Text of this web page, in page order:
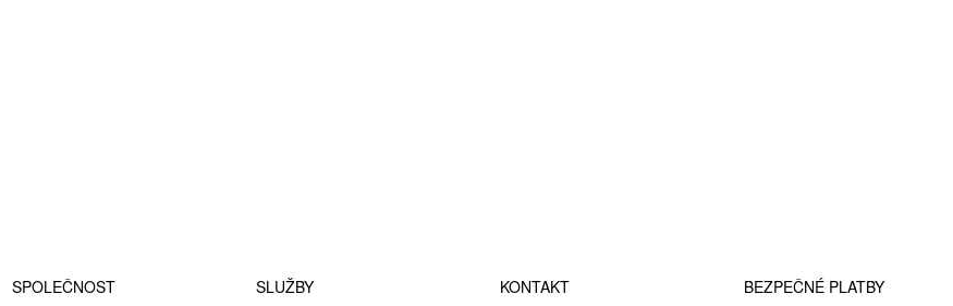
SPOLEČNOST SLUŽBY KONTAKT BEZPEČNÉ PLATBY